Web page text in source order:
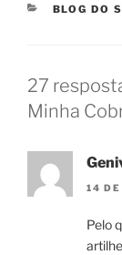
BLOG DO
27
Minha
14
Pelo